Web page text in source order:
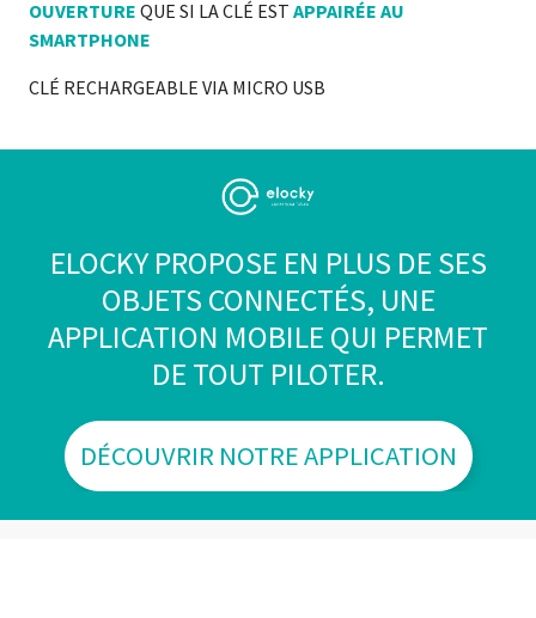
OUVERTURE QUE SI LA CLÉ EST APPAIRÉE AU
SMARTPHONE
CLÉ RECHARGEABLE VIA MICRO USB
ELOCKY PROPOSE EN PLUS DE SES
OBJETS CONNECTÉS, UNE
APPLICATION MOBILE QUI PERMET
DE TOUT PILOTER.
DÉCOUVRIR NOTRE APPLICATION